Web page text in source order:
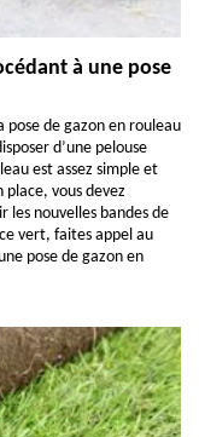
à une pose
pose de gazon en rouleau
d’une pelouse
est assez simple et
place, vous devez
nouvelles bandes de
vert, faites appel au
pose de gazon en